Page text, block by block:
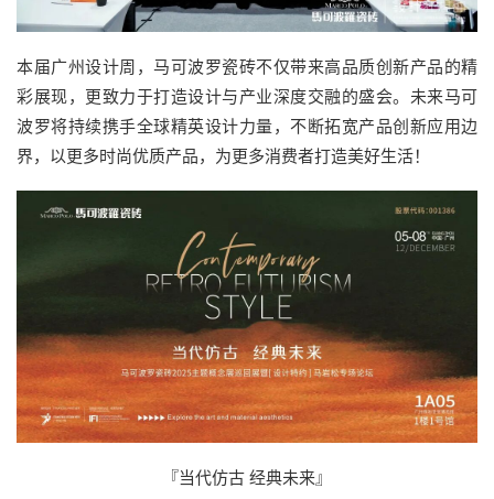
本届广州设计周，马可波罗瓷砖不仅带来高品质创新产品的精
彩展现，更致力于打造设计与产业深度交融的盛会。未来马可
波罗将持续携手全球精英设计力量，不断拓宽产品创新应用边
界，以更多时尚优质产品，为更多消费者打造美好生活！
『当代仿古 经典未来』